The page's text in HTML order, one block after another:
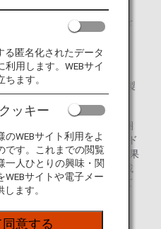
した。
え、ドライアイスの使用量を
削減することで、ドライア
トンのCO2※排出量を削減
るCO2に高い圧力をかけて製
ドライアイス使用後に出る梱
30トン減り、コスト面ではド
減（約 80％）の費用抑制効果
に切り替えることで、搭載
に触れることなく安心して
る匿名化されたデータ
用します。WEBサイ
ます。
ッキー
WEBサイト利用をよ
です。これまでの閲覧
一人ひとりの興味・関
サイトや電子メー
ます。
意する